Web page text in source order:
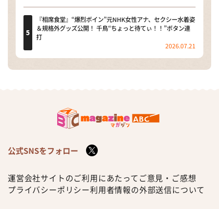
『相席食堂』“爆烈ボイン”元NHK女性アナ、セクシー水着姿
＆規格外グッズ公開！ 千鳥“ちょっと待てぃ！！”ボタン連
打
2026.07.21
公式SNSをフォロー
運営会社サイトのご利用にあたって ご意見・ご感想
プライバシーポリシー利用者情報の外部送信について